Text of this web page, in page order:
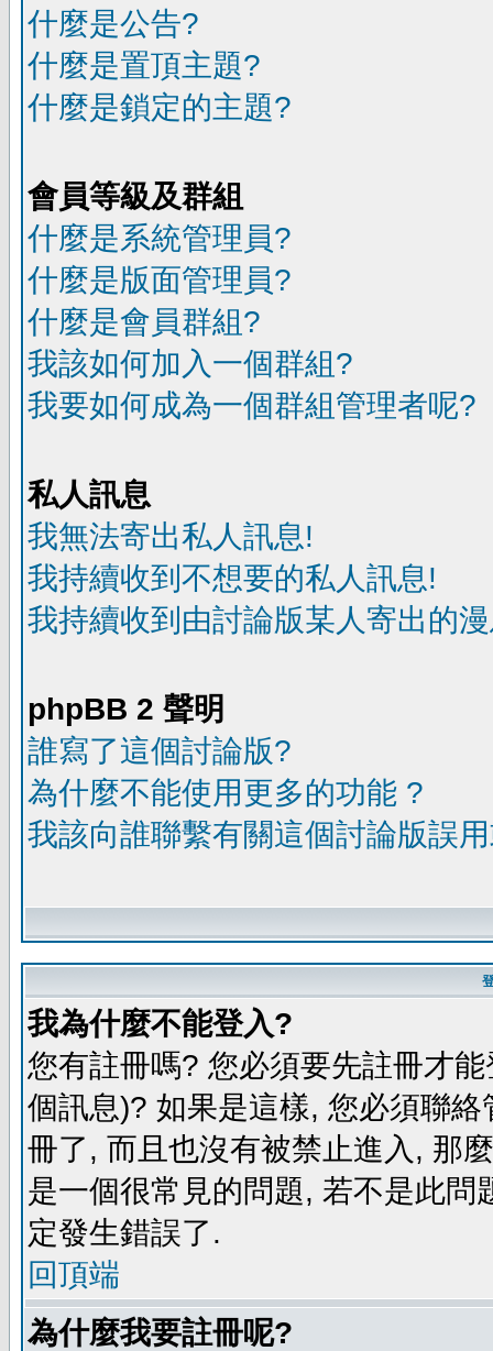
什麼是公告?
什麼是置頂主題?
什麼是鎖定的主題?
會員等級及群組
什麼是系統管理員?
什麼是版面管理員?
什麼是會員群組?
我該如何加入一個群組?
我要如何成為一個群組管理者呢?
私人訊息
我無法寄出私人訊息!
我持續收到不想要的私人訊息!
我持續收到由討論版某人寄出的
phpBB 2 聲明
誰寫了這個討論版?
為什麼不能使用更多的功能 ?
我該向誰聯繫有關這個討論版誤
我為什麼不能登入?
您有註冊嗎? 您必須要先註冊才
個訊息)? 如果是這樣, 您必須聯
冊了, 而且也沒有被禁止進入, 那
是一個很常見的問題, 若不是此
定發生錯誤了.
回頂端
為什麼我要註冊呢?